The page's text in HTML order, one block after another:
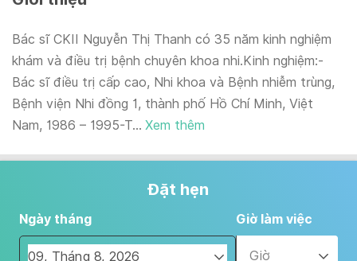
Bác sĩ CKII Nguyễn Thị Thanh có 35 năm kinh nghiệm
khám và điều trị bệnh chuyên khoa nhi.Kinh nghiệm:-
Bác sĩ điều trị cấp cao, Nhi khoa và Bệnh nhiễm trùng,
Bệnh viện Nhi đồng 1, thành phố Hồ Chí Minh, Việt
Nam, 1986 – 1995-T... Xem thêm
Đặt hẹn
Ngày tháng Giờ làm việc
Giờ